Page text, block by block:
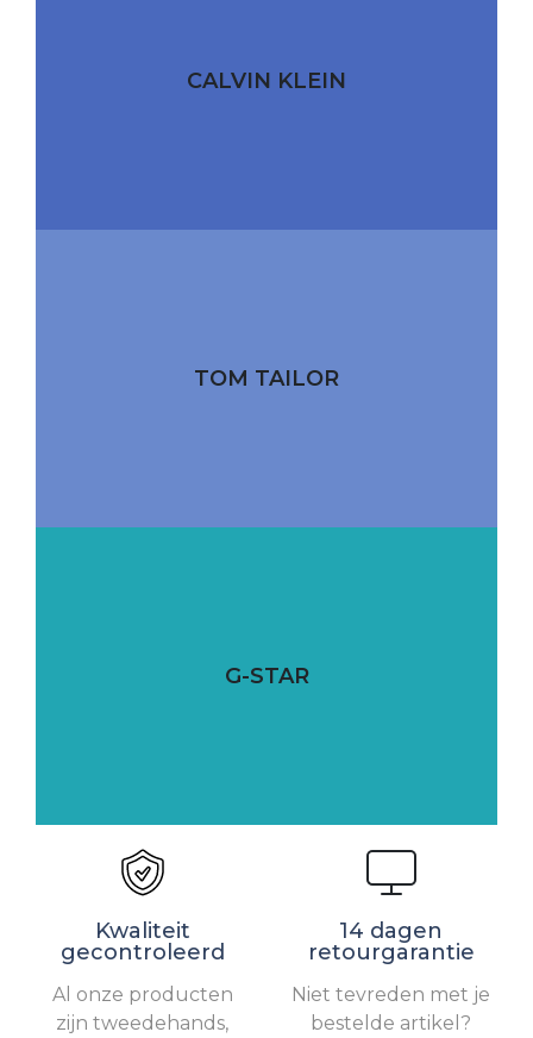
CALVIN KLEIN
TOM TAILOR
G-STAR
Kwaliteit
gecontroleerd
Al onze producten
zijn tweedehands,
14 dagen
retourgarantie
Niet tevreden met je
bestelde artikel?